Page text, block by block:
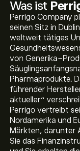
Was ist
Perrigo Company
seinen Sitz in
weltweit tätiges
von Generika-
Pharmaprodukte.
führender
aktueller“
Perrigo vertreibt
Nordamerika und
Märkten, darunter
Sie das
Aktueller PRGO